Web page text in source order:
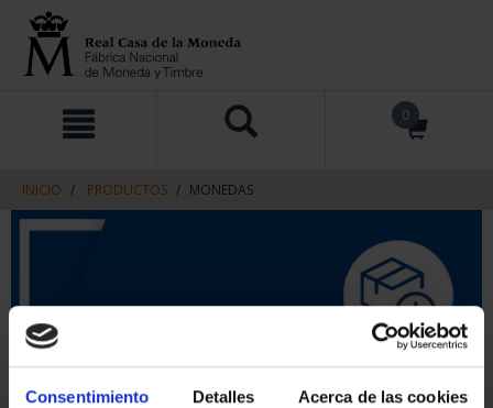
Consentimiento Detalles Acerca de las cookies
contenido
navegacin
0
INICIO PRODUCTOS MONEDAS